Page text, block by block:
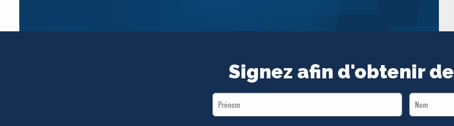
ACÉ
Signez afin d'obtenir
First
Name
Last
Name